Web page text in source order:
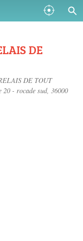
DE
DE TOUT
20 - rocade sud, 36000
Épuisé
Épuisé